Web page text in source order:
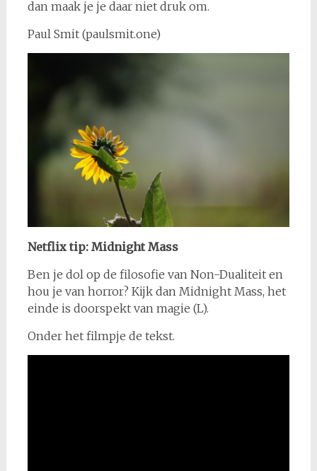
dan maak je je daar niet druk om.
Paul Smit (paulsmit.one)
Netflix tip: Midnight Mass
Ben je dol op de filosofie van Non-Dualiteit en
hou je van horror? Kijk dan Midnight Mass, het
einde is doorspekt van magie (L).
Onder het filmpje de tekst.